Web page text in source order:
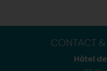
CONTACT &
Hôtel